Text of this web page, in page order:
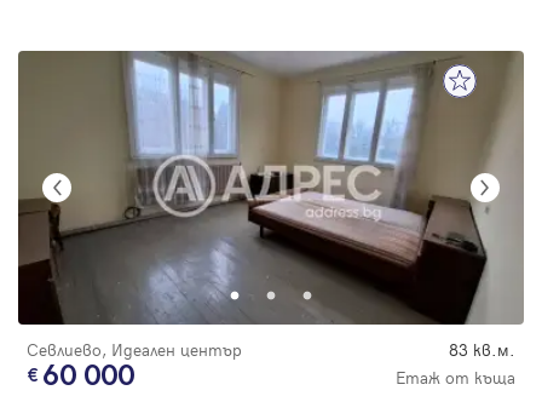
Севлиево, Идеален център 83 кв.м.
60 000 Етаж от къща